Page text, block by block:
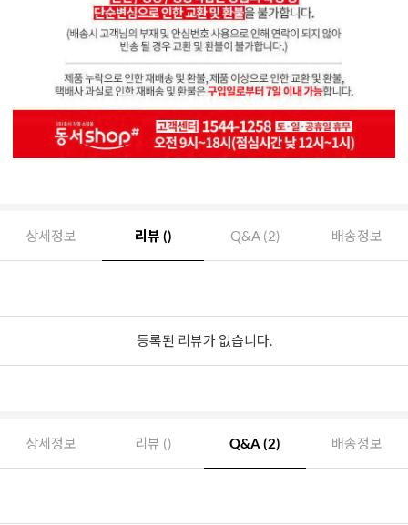
상세정보 리뷰 () Q&A (2) 배송정보
등록된 리뷰가 없습니다.
상세정보 리뷰 () Q&A (2) 배송정보